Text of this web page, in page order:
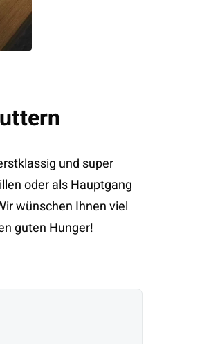
und super
oder als Hauptgang
wünschen Ihnen viel
guten Hunger!